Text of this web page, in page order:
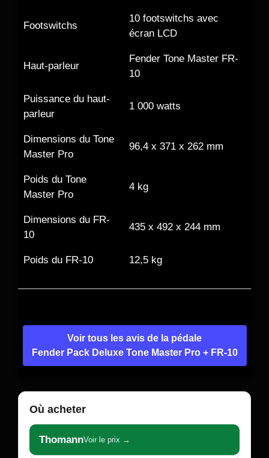
Footswitchs
10 footswitchs avec
écran LCD
Haut-parleur
Fender Tone Master FR-
10
Puissance du haut-
parleur
1 000 watts
Dimensions du Tone
Master Pro
96,4 x 371 x 262 mm
Poids du Tone
Master Pro
4 kg
Dimensions du FR-
10
435 x 492 x 244 mm
Poids du FR-10 12,5 kg
Voir tous les avis de la pédale
Fender Pack Deluxe Tone Master Pro + FR-10
Où acheter
ThomannVoir le prix →